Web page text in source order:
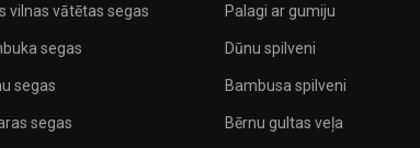
vilnas vātētas segas
segas
segas
segas
Palagi ar gumiju
Dūnu spilveni
Bambusa spilveni
Bērnu gultas veļa